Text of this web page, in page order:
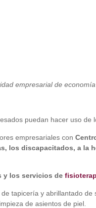
empresarial de
puedan hacer uso de
empresariales con
los discapacitados, a la
y los servicios de
tapicería y abrillantado de
de asientos de piel.